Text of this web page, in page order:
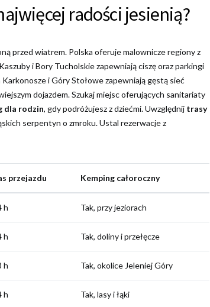
radości jesienią?
przed wiatrem. Polska oferuje malownicze regiony z
i Bory Tucholskie zapewniają ciszę oraz parkingi
i Góry Stołowe zapewniają gęstą sieć
dojazdem. Szukaj miejsc oferujących sanitariaty
dla rodzin, gdy podróżujesz z dziećmi. Uwzględnij trasy
serpentyn o zmroku. Ustal rezerwacje z
przejazdu Kemping całoroczny
h Tak, przy jeziorach
h Tak, doliny i przełęcze
h Tak, okolice Jeleniej Góry
h Tak, lasy i łąki